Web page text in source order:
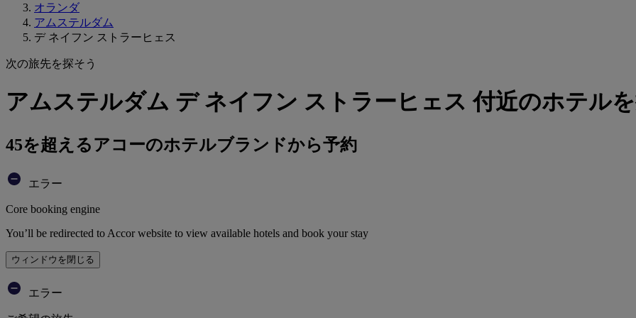
オランダ
アムステルダム
デ ネイフン ストラーヒェス
次の旅先を探そう
アムステルダム デ ネイフン ストラーヒェス 付近のホテル
45を超えるアコーのホテルブランドから予約
エラー
Core booking engine
You’ll be redirected to Accor website to view available hotels and book your stay
ウィンドウを閉じる
エラー